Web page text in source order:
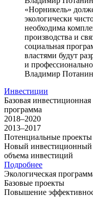
«Норникель»
экологически
необходима
производства и
социальная
властями будут
и
Владимир Потанин
Инвестиции
Базовая инвестиционная
программа
2018–2020
2013–2017
Потенциальные проекты
Новый инвестиционный
объема инвестиций
Подробнее
Экологическая
Базовые проекты
Повышение